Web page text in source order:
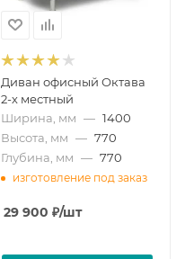
Диван офисный Октава
2-х местный
Ширина, мм — 1400
Высота, мм — 770
Глубина, мм — 770
изготовление под заказ
29 900 ₽/шт